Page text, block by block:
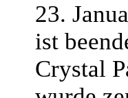
23.
ist
Crystal